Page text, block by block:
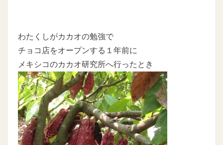
わたくしがカカオの勉強で
チョコ店をオープンする１年前に
メキシコのカカオ研究所へ行ったとき